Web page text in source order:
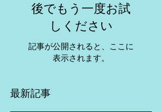
後でもう一度お試
しください
記事が公開されると、ここに
表示されます。
最新記事